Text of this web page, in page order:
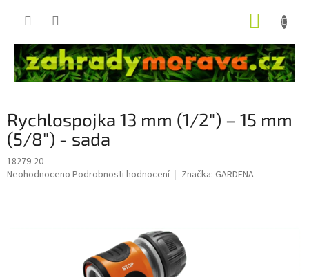
Rychlospojka 13 mm (1/2") – 15 mm
(5/8") - sada
18279-20
Průměrné
Neohodnoceno Podrobnosti hodnocení Značka: GARDENA